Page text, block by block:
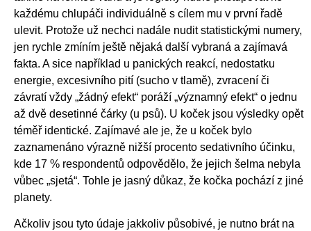
každému chlupáči individuálně s cílem mu v první řadě
ulevit. Protože už nechci nadále nudit statistickými numery,
jen rychle zmíním ještě nějaká další vybraná a zajímavá
fakta. A sice například u panických reakcí, nedostatku
energie, excesivního pití (sucho v tlamě), zvracení či
závratí vždy „žádný efekt“ poráží „významný efekt“ o jednu
až dvě desetinné čárky (u psů). U koček jsou výsledky opět
téměř identické. Zajímavé ale je, že u koček bylo
zaznamenáno výrazně nižší procento sedativního účinku,
kde 17 % respondentů odpovědělo, že jejich šelma nebyla
vůbec „sjetá“. Tohle je jasný důkaz, že kočka pochází z jiné
planety.
Ačkoliv jsou tyto údaje jakkoliv působivé, je nutno brát na